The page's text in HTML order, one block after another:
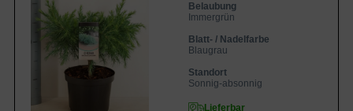
Belaubung
Immergrün
Blatt- / Nadelfarbe
Blaugrau
Standort
Sonnig-absonnig
Lieferbar